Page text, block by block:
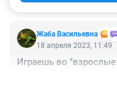
Жаба Васильевна
18 апреля 2023, 11:49
Играешь во "взрослые